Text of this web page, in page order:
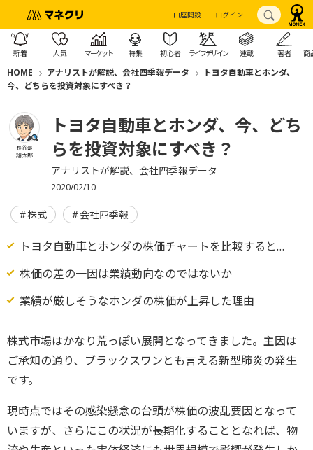
口座開設 ログイン
新着 人気 マーケット 特集 初心者 ライフデザイン 連載 著者 商
HOME アナリストが解説、会社四季報データ
トヨタ自動車とホンダ、
今、どちらを投資対象にすべき？
長谷部
翔太郎
トヨタ自動車とホンダ、今、どち
らを投資対象にすべき？
アナリストが解説、会社四季報データ
2020/02/10
株式 会社四季報
トヨタ自動車とホンダの株価チャートを比較すると…
株価の差の一因は業績動向なのではないか
業績が厳しそうなホンダの株価が上昇した理由
株式市場はかなり荒っぽい展開となってきました。主因は
ご承知の通り、ブラックスワンとも言える新型肺炎の発生
です。
現時点ではその感染懸念の台頭が株価の波乱要因となって
いますが、さらにこの状況が長期化することとなれば、物